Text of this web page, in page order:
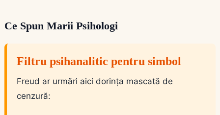
Ce Spun Marii Psihologi
Filtru psihanalitic pentru simbol
Freud ar urmări aici dorința mascată de
cenzură: